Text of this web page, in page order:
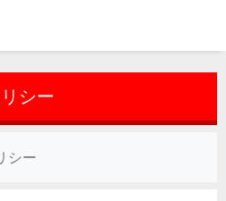
シー
シー